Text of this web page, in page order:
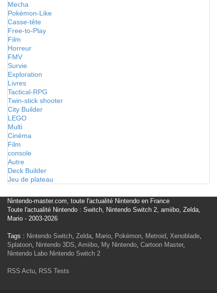
Mecha
Pokémon-Like
Casse-tête
Free-to-Play
Film
Horreur
FMV
Survie
Exploration
Livres
Tactical-RPG
Twin-stick shooter
City Builder
LEGO
Multi
Cinéma
Film
console
Autre
Deck Builder
Jeu de plateau
Nintendo-master.com, toute l'actualité Nintendo en France
Toute l'actualité Nintendo : Switch, Nintendo Switch 2, amiibo, Zelda,
Mario - 2003-2026
Tags : Nintendo Switch, Zelda, Mario, Pokémon, Metroid, Xenoblade,
Splatoon, Nintendo 3DS, Amiibo, My Nintendo, Cartoon Master,
Nintendo Labo Nintendo Switch 2
RSS Actu, RSS Tests